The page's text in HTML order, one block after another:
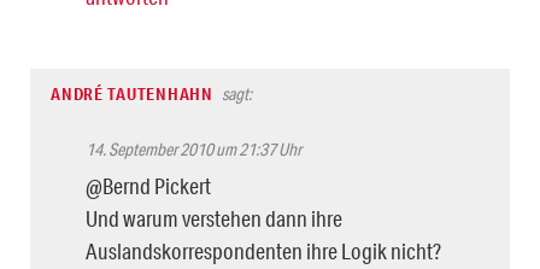
ANDRÉ TAUTENHAHN sagt:
14. September 2010 um 21:37 Uhr
@Bernd Pickert
Und warum verstehen dann ihre
Auslandskorrespondenten ihre Logik nicht?